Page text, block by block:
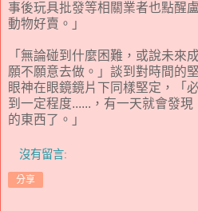
事後玩具批發等相關業者也點醒
動物好賣。」
「無論碰到什麼困難，或說未來
願不願意去做。」談到對時間的
眼神在眼鏡鏡片下同樣堅定，「
到一定程度......，有一天就會發
的東西了。」
沒有留言:
分享